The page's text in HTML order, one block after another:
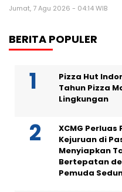
Jumat, 7 Agu 2026 - 04:14 WIB
BERITA POPULER
Pizza Hut
Tahun Pizza
Lingkungan
XCMG
Kejuruan di
Menyiapkan
Bertepatan
Pemuda